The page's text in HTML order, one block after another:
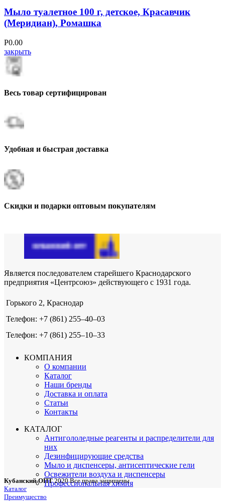
Мыло туалетное 100 г, детское, Красавчик
(Меридиан), Ромашка
Р0.00
закрыть
Весь товар сертифицирован
Удобная и быстрая доставка
Скидки и подарки оптовым покупателям
Является последователем старейшего Краснодарского
предприятия «Центрсоюз» действующего с 1931 года.
Горького 2, Краснодар
Телефон: +7 (861) 255‒40‒03
Телефон: +7 (861) 255‒10‒33
КОМПАНИЯ
О компании
Каталог
Наши бренды
Доставка и оплата
Статьи
Контакты
КАТАЛОГ
Антигололедные реагенты и распределители для
них
Дезинфицирующие средства
Мыло и диспенсеры, антисептические гели
Освежители воздуха и диспенсеры
Профессиональная химия
Кубанский-ОПТ 2020 Все права защищены
Каталог
Преимущество